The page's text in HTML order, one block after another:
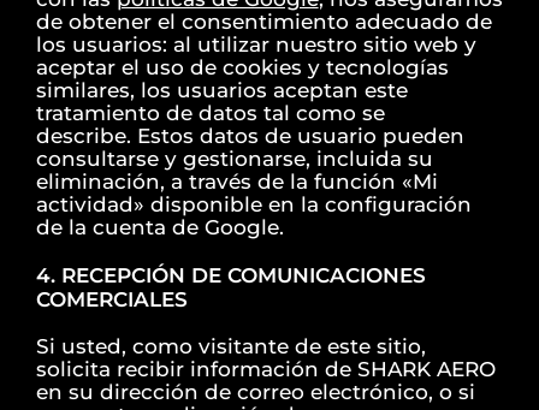
de obtener el consentimiento adecuado de
los usuarios: al utilizar nuestro sitio web y
aceptar el uso de cookies y tecnologías
similares, los usuarios aceptan este
tratamiento de datos tal como se
describe. Estos datos de usuario pueden
consultarse y gestionarse, incluida su
eliminación, a través de la función «Mi
actividad» disponible en la configuración
de la cuenta de Google.
4. RECEPCIÓN DE COMUNICACIONES
COMERCIALES
Si usted, como visitante de este sitio,
solicita recibir información de SHARK AERO
en su dirección de correo electrónico, o si